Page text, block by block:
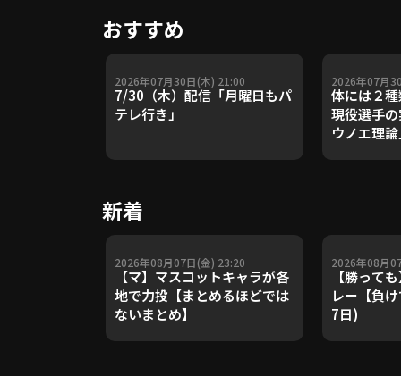
おすすめ
2026年07月30日(木) 21:00
7/30（木）配信「月曜日もパ
テレ行き」
2026年07月
体には２
現役選手
ウノエ理
新着
2026年08月07日(金) 23:20
【マ】マスコットキャラが各
地で力投【まとめるほどでは
ないまとめ】
2026年08月
【勝って
レー【負
7日)